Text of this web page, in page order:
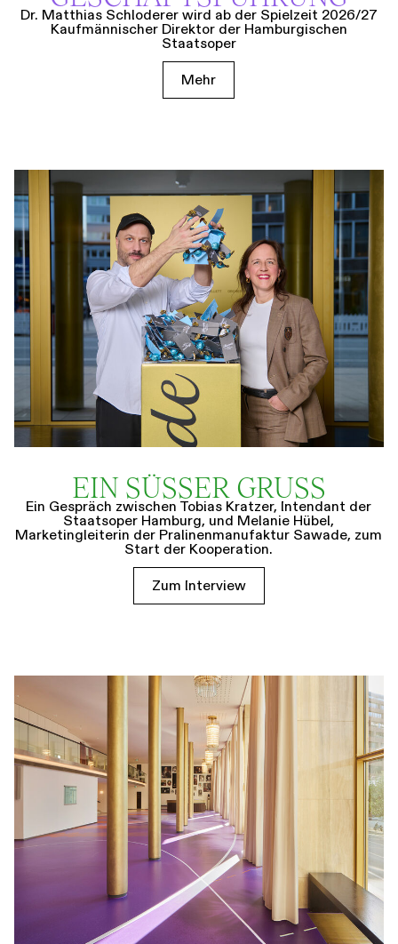
Dr. Matthias Schloderer wird ab der Spielzeit 2026/27
Kaufmännischer Direktor der Hamburgischen
Staatsoper
Mehr
EIN SÜSSER GRUSS
Ein Gespräch zwischen Tobias Kratzer, Intendant der
Staatsoper Hamburg, und Melanie Hübel,
Marketingleiterin der Pralinenmanufaktur Sawade, zum
Start der Kooperation.
Zum Interview